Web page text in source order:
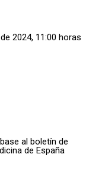
2024, 11:00 horas
al boletín de
de España